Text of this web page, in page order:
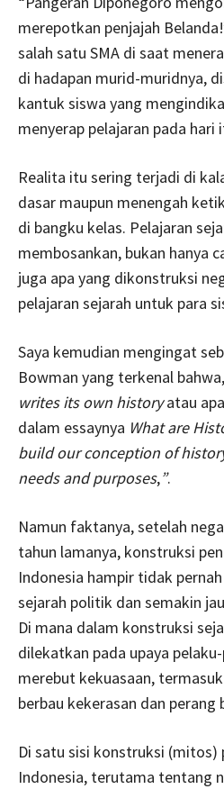
merepotkan penjajah
salah satu SMA di saat
di hadapan murid-muridnya,
kantuk siswa yang
menyerap pelajaran pada hari
Realita itu sering terjadi di
dasar maupun menengah
di bangku kelas. Pelajaran
membosankan, bukan hanya
juga apa yang dikonstruksi
pelajaran sejarah untuk para
Saya kemudian mengingat
Bowman yang terkenal bahwa,
writes its own historyatau
dalam essaynya What are
build our conception of
needs and purposes,”.
Namun faktanya, setelah
tahun lamanya, konstruksi
Indonesia hampir tidak
sejarah politik dan semakin
Di mana dalam konstruksi
dilekatkan pada upaya
merebut kekuasaan,
berbau kekerasan dan perang
Di satu sisi konstruksi
Indonesia, terutama tentang